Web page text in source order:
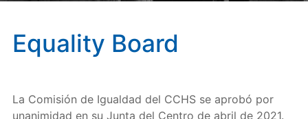
Equality Board
La Comisión de Igualdad del CCHS se aprobó por
unanimidad en su Junta del Centro de abril de 2021.